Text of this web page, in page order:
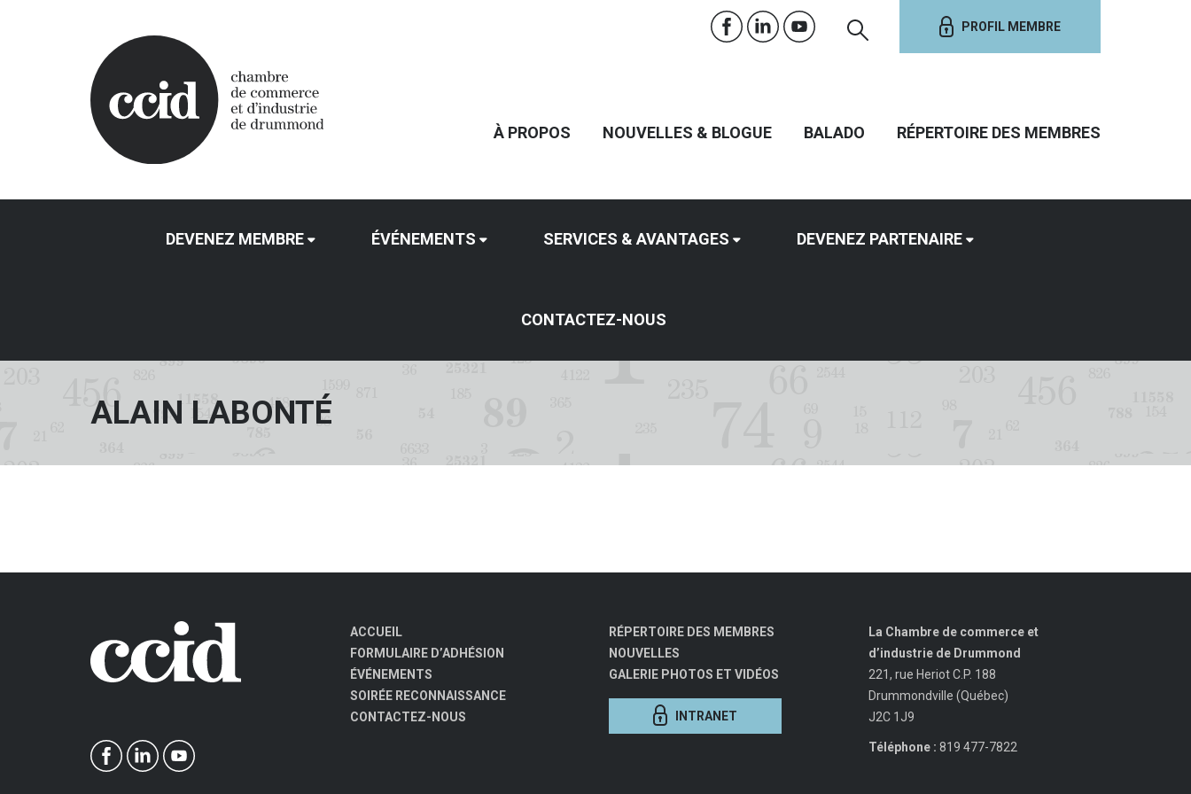
PROFIL MEMBRE
À PROPOS NOUVELLES & BLOGUE BALADO RÉPERTOIRE DES MEMBRES
DEVENEZ MEMBRE ÉVÉNEMENTS SERVICES & AVANTAGES DEVENEZ PARTENAIRE
CONTACTEZ-NOUS
ALAIN LABONTÉ
ACCUEIL
FORMULAIRE D’ADHÉSION
ÉVÉNEMENTS
SOIRÉE RECONNAISSANCE
CONTACTEZ-NOUS
RÉPERTOIRE DES MEMBRES
NOUVELLES
GALERIE PHOTOS ET VIDÉOS
INTRANET
La Chambre de commerce et
d’industrie de Drummond
221, rue Heriot C.P. 188
Drummondville (Québec)
J2C 1J9
Téléphone : 819 477-7822